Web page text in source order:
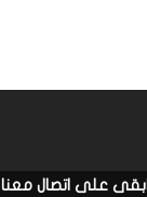
ابقى على اتصال معنا